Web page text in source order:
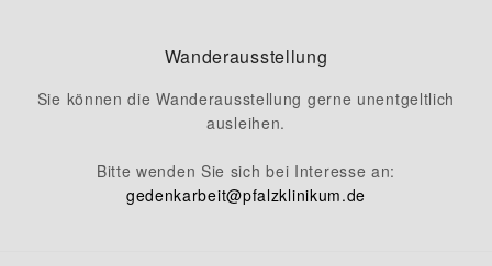
Wanderausstellung
Sie können die Wanderausstellung gerne unentgeltlich
ausleihen.
Bitte wenden Sie sich bei Interesse an:
gedenkarbeit@pfalzklinikum.de